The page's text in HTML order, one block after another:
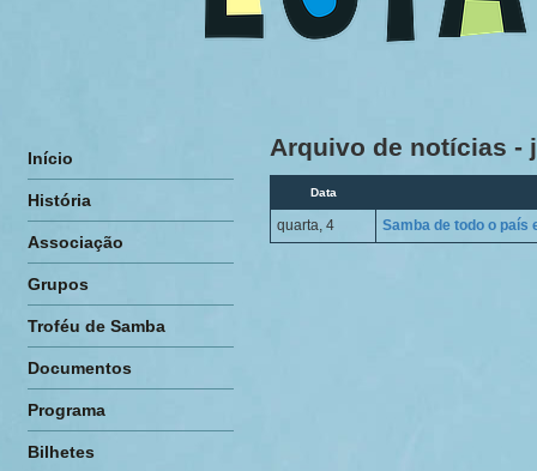
Início
História
Associação
Grupos
Troféu de Samba
Documentos
Programa
Bilhetes
Arquivo de notícias -
Data
quarta, 4 Samba de todo o país